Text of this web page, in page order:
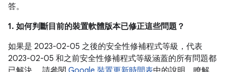
答。
1. 如何判斷目前的裝置軟體版本已修正這些問題？
如果是 2023-02-05 之後的安全性修補程式等級，代表
2023-02-05 和之前安全性修補程式等級涵蓋的所有問題都